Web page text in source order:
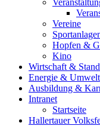
Vereine
Hopfen &
Kino
Wirtschaft &
Energie & Umwelt
Ausbildung &
Intranet
Startseite
Hallertauer